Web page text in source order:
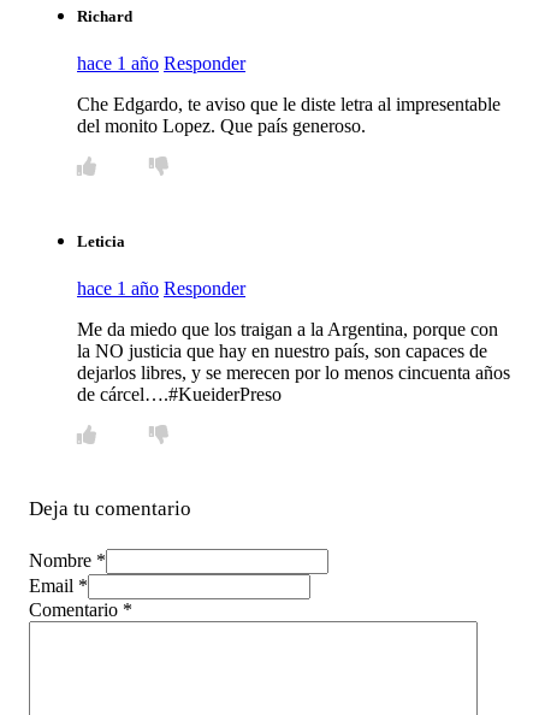
Richard
hace 1 año Responder
Che Edgardo, te aviso que le diste letra al impresentable
del monito Lopez. Que país generoso.
Leticia
hace 1 año Responder
Me da miedo que los traigan a la Argentina, porque con
la NO justicia que hay en nuestro país, son capaces de
dejarlos libres, y se merecen por lo menos cincuenta años
de cárcel….#KueiderPreso
Deja tu comentario
Nombre *
Email *
Comentario *